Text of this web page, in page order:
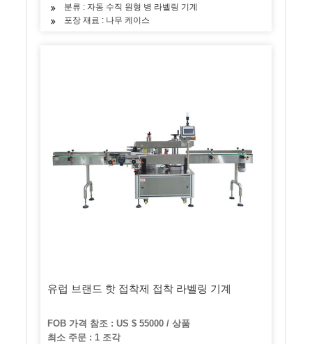
분류 : 자동 수직 원형 병 라벨링 기계
포장 재료 : 나무 케이스
유럽 브랜드 핫 접착제 접착 라벨링 기계
FOB 가격 참조 : US $ 55000 / 상품
최소 주문 : 1 조각